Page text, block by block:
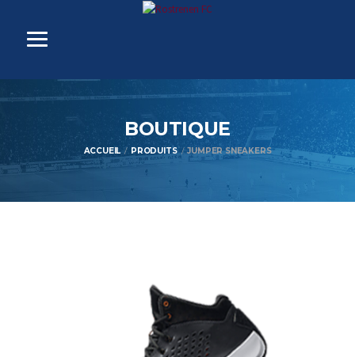
BOUTIQUE
ACCUEIL PRODUITS JUMPER SNEAKERS